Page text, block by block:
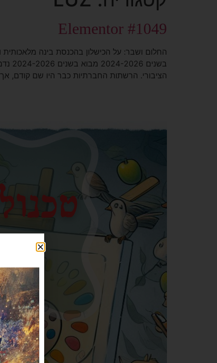
Elementor #1049
החלום ושבר: על הכישלון בהכנסת בינה
הציבורי. הרשתות החברתיות כבר היו שם קודם,